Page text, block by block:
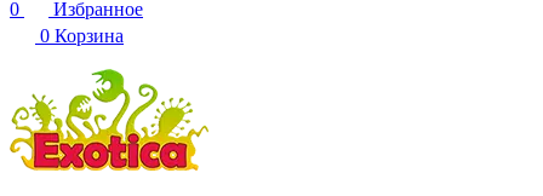
0
Избранное
0 Корзина